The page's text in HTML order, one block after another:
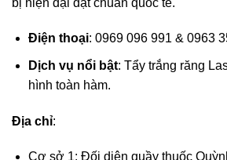
Điện thoại: 0969 096 991 & 0963
Dịch vụ nổi bật: Tẩy trắng răng
hình toàn hàm.
Địa chỉ:
Cơ sở 1: Đối diện quầy thuốc